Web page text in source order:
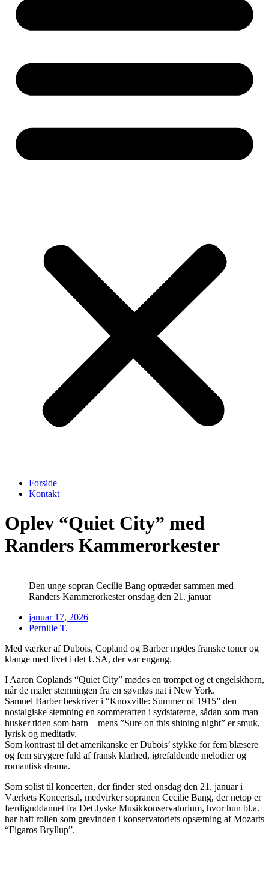
Forside
Kontakt
Oplev “Quiet City” med
Randers Kammerorkester
Den unge sopran Cecilie Bang optræder sammen med
Randers Kammerorkester onsdag den 21. januar
januar 17, 2026
Pernille T.
Med værker af Dubois, Copland og Barber mødes franske toner og
klange med livet i det USA, der var engang.
I Aaron Coplands “Quiet City” mødes en trompet og et engelskhorn,
når de maler stemningen fra en søvnløs nat i New York.
Samuel Barber beskriver i “Knoxville: Summer of 1915” den
nostalgiske stemning en sommeraften i sydstaterne, sådan som man
husker tiden som barn – mens ”Sure on this shining night” er smuk,
lyrisk og meditativ.
Som kontrast til det amerikanske er Dubois’ stykke for fem blæsere
og fem strygere fuld af fransk klarhed, iørefaldende melodier og
romantisk drama.
Som solist til koncerten, der finder sted onsdag den 21. januar i
Værkets Koncertsal, medvirker sopranen Cecilie Bang, der netop er
færdiguddannet fra Det Jyske Musikkonservatorium, hvor hun bl.a.
har haft rollen som grevinden i konservatoriets opsætning af Mozarts
“Figaros Bryllup”.